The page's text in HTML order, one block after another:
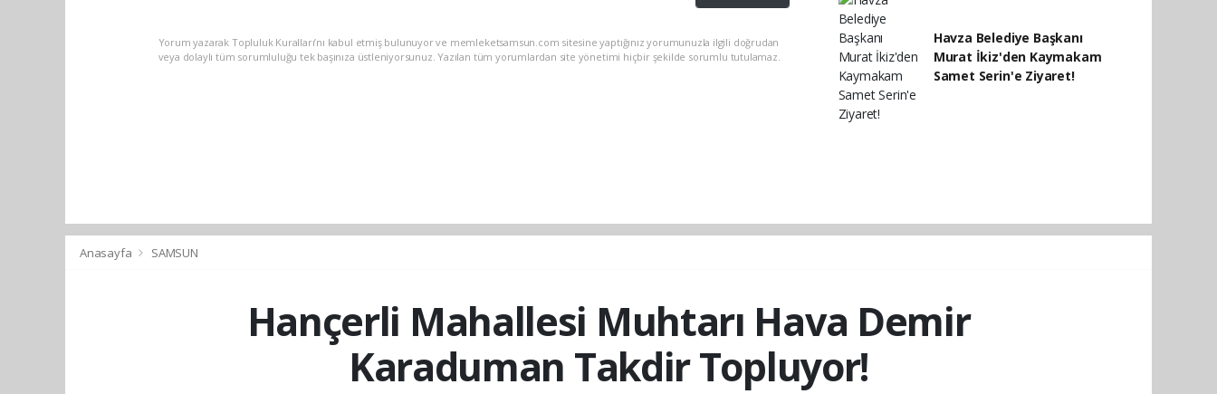
Yorum yazarak Topluluk Kuralları’nı kabul etmiş bulunuyor ve memleketsamsun.com sitesine yaptığınız yorumunuzla ilgili doğrudan
veya dolaylı tüm sorumluluğu tek başınıza üstleniyorsunuz. Yazılan tüm yorumlardan site yönetimi hiçbir şekilde sorumlu tutulamaz.
Havza Belediye Başkanı
Murat İkiz'den Kaymakam
Samet Serin'e Ziyaret!
Anasayfa SAMSUN
Hançerli Mahallesi Muhtarı Hava Demir
Karaduman Takdir Topluyor!